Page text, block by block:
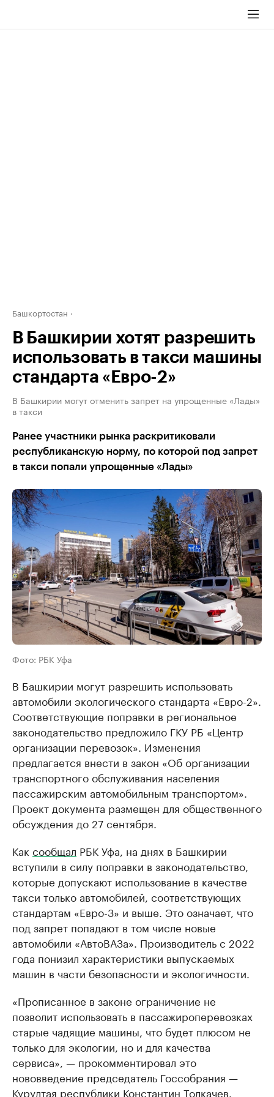
Башкортостан
В Башкирии хотят разрешить
использовать в такси машины
стандарта «Евро-2»
В Башкирии могут отменить запрет на упрощенные «Лады»
в такси
Ранее участники рынка раскритиковали
республиканскую норму, по которой под запрет
в такси попали упрощенные «Лады»
Фото: РБК Уфа
В Башкирии могут разрешить использовать
автомобили экологического стандарта «Евро-2».
Соответствующие поправки в региональное
законодательство предложило ГКУ РБ «Центр
организации перевозок». Изменения
предлагается внести в закон «Об организации
транспортного обслуживания населения
пассажирским автомобильным транспортом».
Проект документа размещен для общественного
обсуждения до 27 сентября.
Как сообщал РБК Уфа, на днях в Башкирии
вступили в силу поправки в законодательство,
которые допускают использование в качестве
такси только автомобилей, соответствующих
стандартам «Евро-3» и выше. Это означает, что
под запрет попадают в том числе новые
автомобили «АвтоВАЗа». Производитель с 2022
года понизил характеристики выпускаемых
машин в части безопасности и экологичности.
«Прописанное в законе ограничение не
позволит использовать в пассажироперевозках
старые чадящие машины, что будет плюсом не
только для экологии, но и для качества
сервиса», — прокомментировал это
нововведение председатель Госсобрания —
Курултая республики Константин Толкачев.